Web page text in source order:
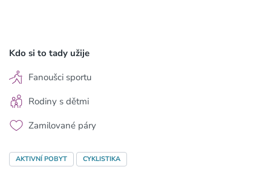
Kdo si to tady užije
Fanoušci sportu
Rodiny s dětmi
Zamilované páry
AKTIVNÍ POBYT CYKLISTIKA